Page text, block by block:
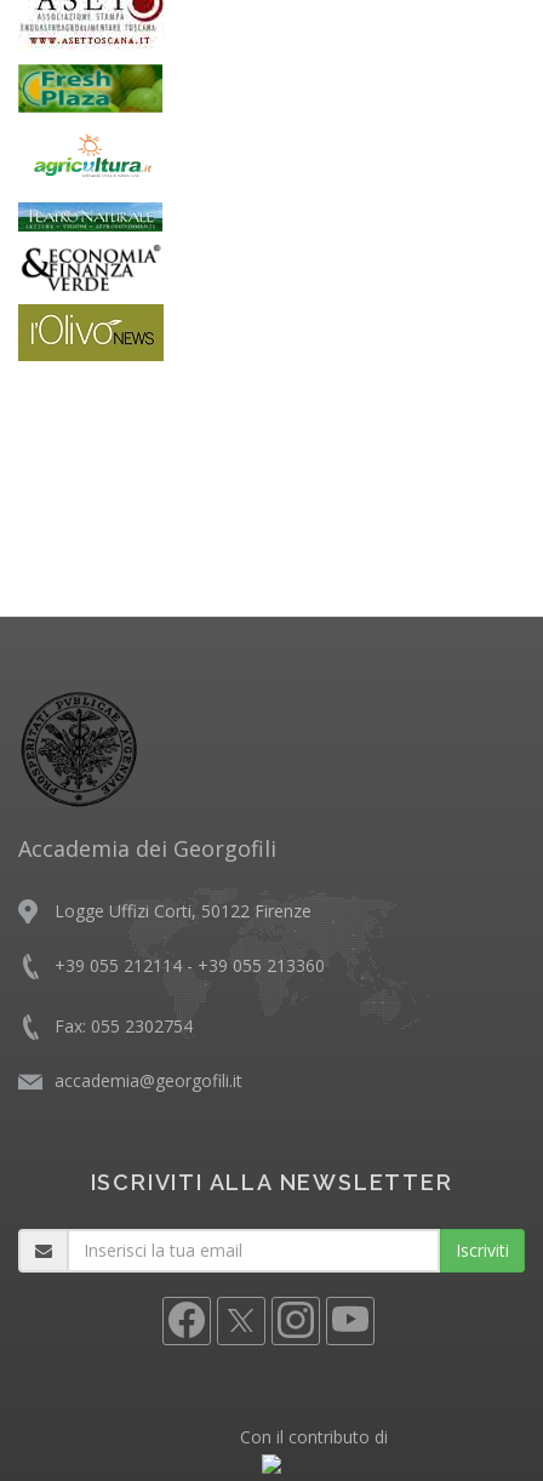
Accademia dei Georgofili
Logge Uffizi Corti, 50122 Firenze
+39 055 212114 - +39 055 213360
Fax: 055 2302754
accademia@georgofili.it
ISCRIVITI ALLA NEWSLETTER
Iscriviti
Con il contributo di